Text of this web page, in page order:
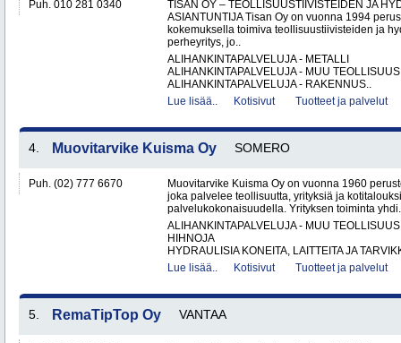
Puh. 010 281 0340
TISAN OY – TEOLLISUUSTIIVISTEIDEN JA
ASIANTUNTIJA Tisan Oy on vuonna 1994
kokemuksella toimiva teollisuustiivisteiden ja
perheyritys, jo..
ALIHANKINTAPALVELUJA - METALLI
ALIHANKINTAPALVELUJA - MUU TEOLLISUUS
ALIHANKINTAPALVELUJA - RAKENNUS..
Lue lisää..
Kotisivut Tuotteet ja palvelut
4. Muovitarvike Kuisma Oy SOMERO
Puh. (02) 777 6670
Muovitarvike Kuisma Oy on vuonna 1960
joka palvelee teollisuutta, yrityksiä ja
palvelukokonaisuudella. Yrityksen toiminta
ALIHANKINTAPALVELUJA - MUU TEOLLISUUS
HIHNOJA
HYDRAULISIA KONEITA, LAITTEITA JA
Lue lisää..
Kotisivut Tuotteet ja palvelut
5. RemaTipTop Oy VANTAA